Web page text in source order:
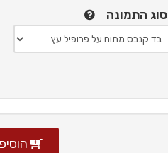
סוג התמונה